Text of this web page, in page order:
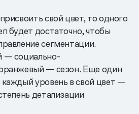
свой цвет, то одного
будет достаточно, чтобы
сегментации.
— социально-
— сезон. Еще один
уровень в свой цвет —
детализации